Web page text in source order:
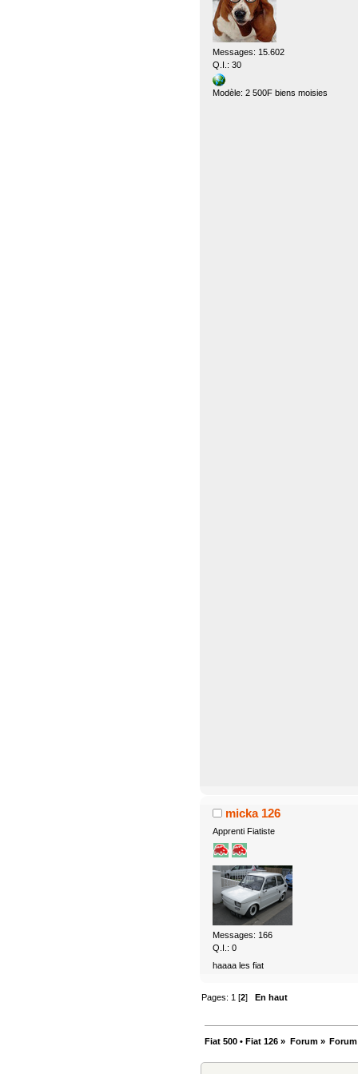
Messages: 15.602
Q.I.: 30
Modèle: 2 500F biens moisies
micka 126
Apprenti Fiatiste
Messages: 166
Q.I.: 0
haaaa les fiat
Pages: 1 [2]En haut
Fiat 500 • Fiat 126 » Forum»